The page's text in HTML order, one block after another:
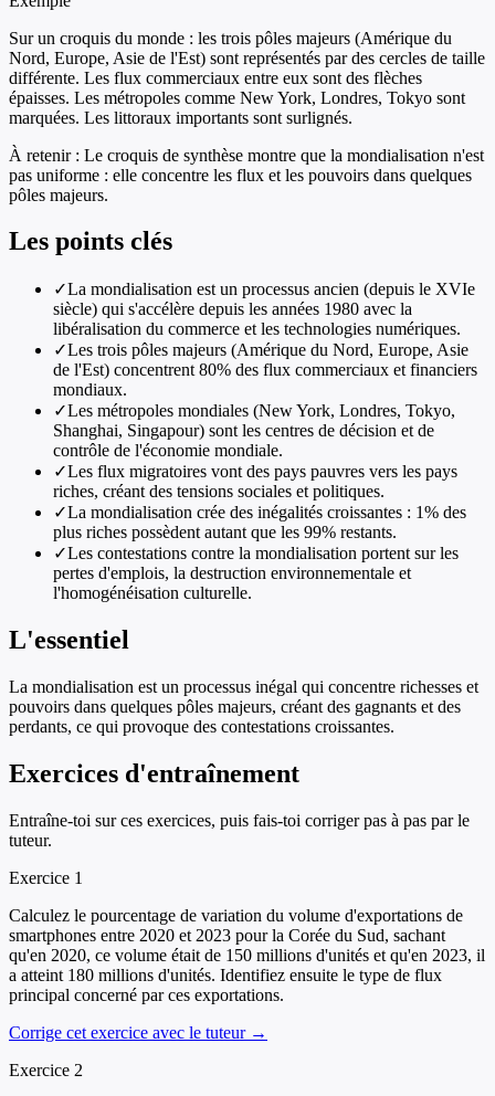
Sur un croquis du monde : les trois pôles majeurs (Amérique du
Nord, Europe, Asie de l'Est) sont représentés par des cercles de taille
différente. Les flux commerciaux entre eux sont des flèches
épaisses. Les métropoles comme New York, Londres, Tokyo sont
marquées. Les littoraux importants sont surlignés.
À retenir : Le croquis de synthèse montre que la mondialisation n'est
pas uniforme : elle concentre les flux et les pouvoirs dans quelques
pôles majeurs.
Les points clés
✓La mondialisation est un processus ancien (depuis le XVIe
siècle) qui s'accélère depuis les années 1980 avec la
libéralisation du commerce et les technologies numériques.
✓Les trois pôles majeurs (Amérique du Nord, Europe, Asie
de l'Est) concentrent 80% des flux commerciaux et financiers
mondiaux.
✓Les métropoles mondiales (New York, Londres, Tokyo,
Shanghai, Singapour) sont les centres de décision et de
contrôle de l'économie mondiale.
✓Les flux migratoires vont des pays pauvres vers les pays
riches, créant des tensions sociales et politiques.
✓La mondialisation crée des inégalités croissantes : 1% des
plus riches possèdent autant que les 99% restants.
✓Les contestations contre la mondialisation portent sur les
pertes d'emplois, la destruction environnementale et
l'homogénéisation culturelle.
L'essentiel
La mondialisation est un processus inégal qui concentre richesses et
pouvoirs dans quelques pôles majeurs, créant des gagnants et des
perdants, ce qui provoque des contestations croissantes.
Exercices d'entraînement
Entraîne-toi sur ces exercices, puis fais-toi corriger pas à pas par le
tuteur.
Exercice 1
Calculez le pourcentage de variation du volume d'exportations de
smartphones entre 2020 et 2023 pour la Corée du Sud, sachant
qu'en 2020, ce volume était de 150 millions d'unités et qu'en 2023, il
a atteint 180 millions d'unités. Identifiez ensuite le type de flux
principal concerné par ces exportations.
Corrige cet exercice avec le tuteur →
Exercice 2